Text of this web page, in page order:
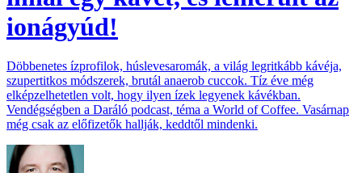
ionágyúd!
Döbbenetes ízprofilok, húslevesaromák, a világ legritkább kávéja,
szupertitkos módszerek, brutál anaerob cuccok. Tíz éve még
elképzelhetetlen volt, hogy ilyen ízek legyenek kávékban.
Vendégségben a Daráló podcast, téma a World of Coffee. Vasárnap
még csak az előfizetők hallják, keddtől mindenki.